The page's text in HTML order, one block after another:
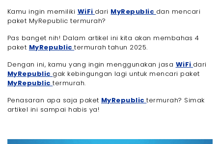
- 3. Paket MyRepublic Termurah Internet Only Value
30 Mbps
- 4. Paket Internet + TV Value 30 Mbps
- 5. Paket Internet + TV Fast 50 Mbps
Buat Kamu
- 1. Sesuaikan dengan Kebutuhan Internet Sehari-
hari
- 3. Pastikan Ketersediaan Jaringan di Lokasimu
Terbaik Selain MyRepublic
Kamu ingin memiliki WiFi dari MyRepublic dan mencari
paket MyRepublic termurah?
Pas banget nih! Dalam artikel ini kita akan membahas 4
paket MyRepublictermurah tahun 2025.
Dengan ini, kamu yang ingin menggunakan jasa WiFi dari
MyRepublic gak kebingungan lagi untuk mencari paket
MyRepublictermurah.
Penasaran apa saja paket MyRepublictermurah? Simak
artikel ini sampai habis ya!